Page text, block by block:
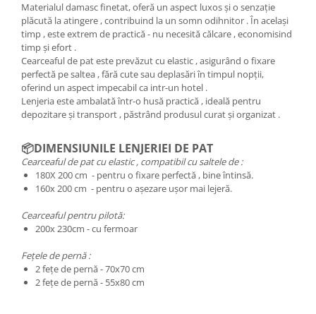
Materialul damasc finetat, oferă un aspect luxos și o senzație
plăcută la atingere , contribuind la un somn odihnitor . În același
timp , este extrem de practică - nu necesită călcare , economisind
timp și efort .
Cearceaful de pat este prevăzut cu elastic , asigurând o fixare
perfectă pe saltea , fără cute sau deplasări în timpul nopții,
oferind un aspect impecabil ca intr-un hotel .
Lenjeria este ambalată într-o husă practică , ideală pentru
depozitare și transport , păstrând produsul curat și organizat .
📦DIMENSIUNILE LENJERIEI DE PAT
Cearceaful de pat cu elastic , compatibil cu saltele de :
180X 200 cm - pentru o fixare perfectă , bine întinsă.
160x 200 cm - pentru o așezare ușor mai lejeră.
Cearceaful pentru pilotă:
200x 230cm - cu fermoar
Fețele de pernă :
2 fețe de pernă - 70x70 cm
2 fețe de pernă - 55x80 cm